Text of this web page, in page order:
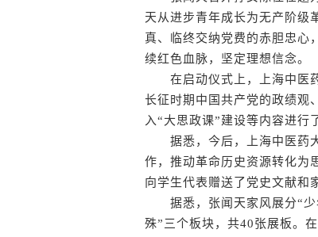
天从进步青年成长为无产阶级
真、临终交纳党费的赤胆忠心
续红色血脉，坚定理想信念。
在启动仪式上，上海中医药
长征时期中国共产党的政绩观
入“大思政课”建设等内容进行
据悉，今后，上海中医药大
作，推动革命历史资源转化为
向学生代表赠送了党史文献和
据悉，张闻天家风展分“少
殊”三个板块，共40张展板。